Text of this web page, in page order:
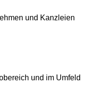
und Kanzleien
und im Umfeld